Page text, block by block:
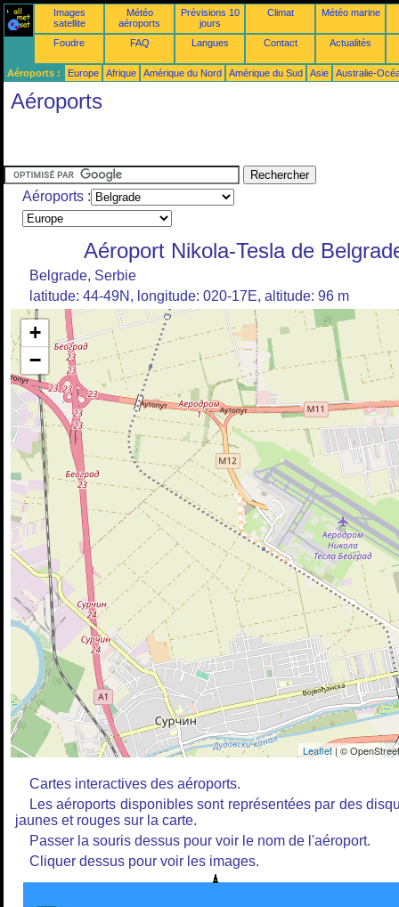
Images
satellite
Météo
aéroports
Prévisions 10
jours
Climat Météo marine
Foudre FAQ Langues Contact Actualités
Aéroports : Europe Afrique Amérique du Nord Amérique du Sud Asie Australie-
Aéroports
Aéroports :
Aéroport Nikola-Tesla de
Belgrade, Serbie
latitude: 44-49N, longitude: 020-17E, altitude: 96 m
+
−
Leaflet| ©
Cartes interactives des aéroports.
Les aéroports disponibles sont représentées par des
jaunes et rouges sur la carte.
Passer la souris dessus pour voir le nom de l'aéroport.
Cliquer dessus pour voir les images.